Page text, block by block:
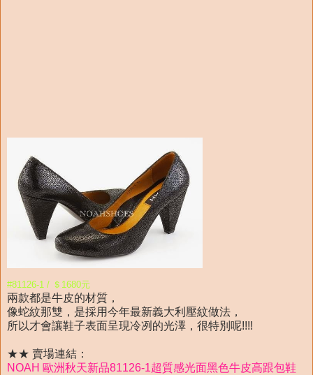
#81126-1 / ＄1680元
兩款都是牛皮的材質，
像蛇紋那雙，是採用今年最新義大利壓紋做法，
所以才會讓鞋子表面呈現冷冽的光澤，很特別呢!!!!
★★ 賣場連結：
NOAH 歐洲秋天新品81126-1超質感光面黑色牛皮高跟包鞋